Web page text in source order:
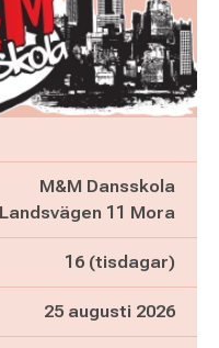
M&M Dansskola
Landsvägen 11 Mora
16 (tisdagar)
25 augusti 2026